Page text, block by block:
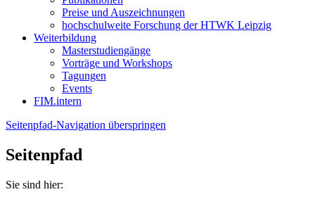
Preise und Auszeichnungen
hochschulweite Forschung der HTWK Leipzig
Weiterbildung
Masterstudiengänge
Vorträge und Workshops
Tagungen
Events
FIM.intern
Seitenpfad-Navigation überspringen
Seitenpfad
Sie sind hier: